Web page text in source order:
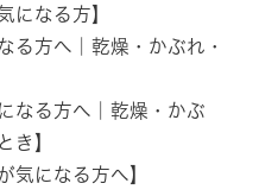
になる方】
る方へ｜乾燥・かぶれ・
なる方へ｜乾燥・かぶ
き】
気になる方へ】